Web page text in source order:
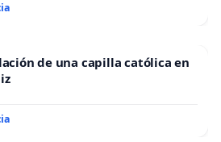
de una capilla católica en